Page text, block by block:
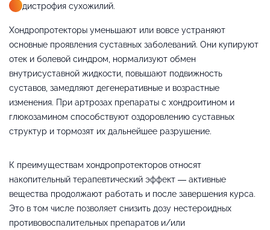
дистрофия сухожилий.
Хондропротекторы уменьшают или вовсе устраняют
основные проявления суставных заболеваний. Они купируют
отек и болевой синдром, нормализуют обмен
внутрисуставной жидкости, повышают подвижность
суставов, замедляют дегенеративные и возрастные
изменения. При артрозах препараты с хондроитином и
глюкозамином способствуют оздоровлению суставных
структур и тормозят их дальнейшее разрушение.
К преимуществам хондропротекторов относят
накопительный терапевтический эффект — активные
вещества продолжают работать и после завершения курса.
Это в том числе позволяет снизить дозу нестероидных
противовоспалительных препаратов и/или